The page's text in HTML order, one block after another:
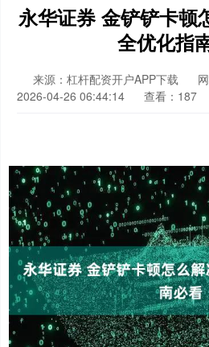
永华证券 金铲铲卡顿
全优化指
来源：杠杆配资开户APP下载
2026-04-26 06:44:14
查看：187